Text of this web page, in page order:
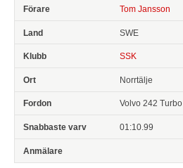
Tom Jansson
SWE
SSK
Norrtälje
Volvo 242 Turbo
01:10.99